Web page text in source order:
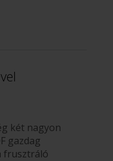
két nagyon
gazdag
frusztráló